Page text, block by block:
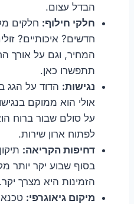
הבדל עצום.
חלקי חילוף: חלקים
חדשים? איכותיים?
המחיר, וגם על אורך
תתפשרו כאן.
נגישות: הדוד על הגג
אולי הוא ממוקם
על סולם שבור ברוח
לפתוח ארון שירות.
דחיפות הקריאה:
בסוף שבוע יקר יותר
הזמינות היא מצרך יקר.
מיקום גיאוגרפי: